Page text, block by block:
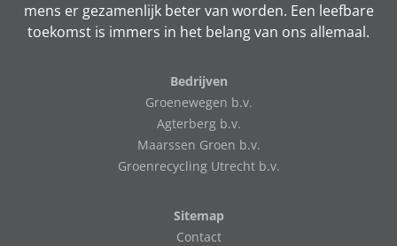
mens er gezamenlijk beter van worden. Een leefbare
toekomst is immers in het belang van ons allemaal.
Bedrijven
Groenewegen b.v.
Agterberg b.v.
Maarssen Groen b.v.
Groenrecycling Utrecht b.v.
Sitemap
Contact